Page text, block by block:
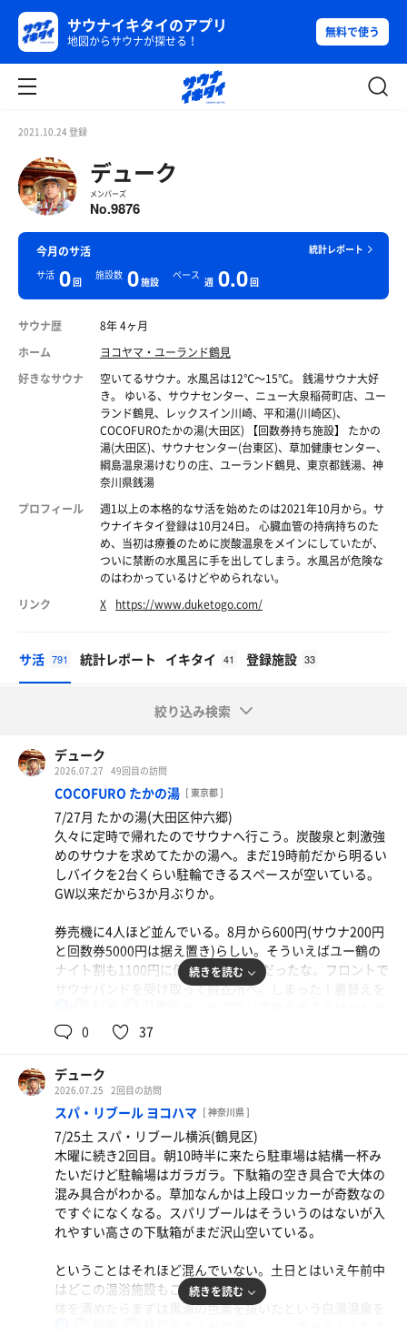
サウナイキタイのアプリ
地図からサウナが探せる！
無料で使う
2021.10.24 登録
デューク
メンバーズ
No.9876
統計レポート
今月のサ活
サ活 0回
施設数 0施設
ペース
週 0.0回
サウナ歴
8年 4ヶ月
ホーム
ヨコヤマ・ユーランド鶴見
好きなサウナ
空いてるサウナ。水風呂は12℃〜15℃。 銭湯サウナ大好
き。 ゆいる、サウナセンター、ニュー大泉稲荷町店、ユー
ランド鶴見、レックスイン川崎、平和湯(川崎区)、
COCOFUROたかの湯(大田区) 【回数券持ち施設】 たかの
湯(大田区)、サウナセンター(台東区)、草加健康センター、
綱島温泉湯けむりの庄、ユーランド鶴見、東京都銭湯、神
奈川県銭湯
プロフィール
週1以上の本格的なサ活を始めたのは2021年10月から。サ
ウナイキタイ登録は10月24日。 心臓血管の持病持ちのた
め、当初は療養のために炭酸温泉をメインにしていたが、
ついに禁断の水風呂に手を出してしまう。水風呂が危険な
のはわかっているけどやめられない。
リンク
X https://www.duketogo.com/
サ活 791 統計レポート イキタイ 41 登録施設 33
絞り込み検索
デューク
2026.07.27 49回目の訪問
COCOFURO たかの湯 [ 東京都 ]
7/27月 たかの湯(大田区仲六郷)
久々に定時で帰れたのでサウナへ行こう。炭酸泉と刺激強
めのサウナを求めてたかの湯へ。まだ19時前だから明るい
しバイクを2台くらい駐輪できるスペースが空いている。
GW以来だから3か月ぶりか。
券売機に4人ほど並んでいる。8月から600円(サウナ200円
と回数券5000円は据え置き)らしい。そういえばユー鶴の
ナイト割も1100円に値上がりするんだったな。フロントで
サウナバンドを受け取って脱衣所へ。しまった！着替えを
抵抗があるがしょうがない。
浴室をみるとカラン席も半分以上埋まっていて思ったより
混んでいる。体を洗ってから立ちシャワーを浴びようとす
ると水が出てくる。まったく、いつも嫌な気持ちになる。
サウセン稲荷町店みたいに立ちシャワーの温度を下げたら
元に戻すよう貼り紙をして欲しいくらいだ。
炭酸泉に10分入るとぐったりするので椅子で5分ほど休
憩。相変わらずたかの湯の炭酸泉はよく効く。
サ室に入ると1人しかいない。温度計は92℃。この温度だ
クロウリュが始まるのを待っていると始まってから上段に
座る人も多いのでびっくり。こんな猛者が多いのか？ロウ
続きを読む
0 37
デューク
2026.07.25 2回目の訪問
スパ・リブール ヨコハマ [ 神奈川県 ]
7/25土 スパ・リブール横浜(鶴見区)
木曜に続き2回目。朝10時半に来たら駐車場は結構一杯み
たいだけど駐輪場はガラガラ。下駄箱の空き具合で大体の
混み具合がわかる。草加なんかは上段ロッカーが奇数なの
ですぐになくなる。スパリブールはそういうのはないが入
れやすい高さの下駄箱がまだ沢山空いている。
ということはそれほど混んでいない。土日とはいえ午前中
はどこの温浴施設もこんなものか。
体を清めたらまずは黒湯の色素を抜いたという白湯温泉を
続きを読む